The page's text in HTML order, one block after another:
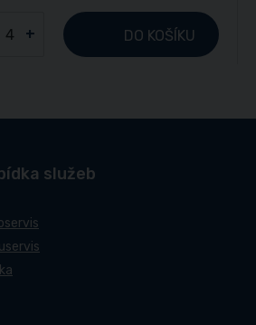
+ DO KOŠÍKU
služeb